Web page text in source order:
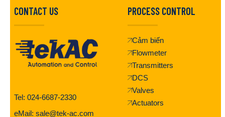
CONTACT US
Tel: 024-6687-2330
eMail: sale@tek-ac.com
PROCESS CONTROL
Cảm biến
Flowmeter
Transmitters
DCS
Valves
Actuators